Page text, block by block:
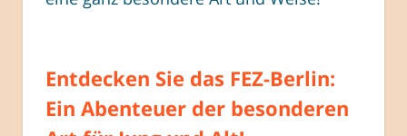
Entdecken Sie das FEZ-Berlin:
Ein Abenteuer der besonderen